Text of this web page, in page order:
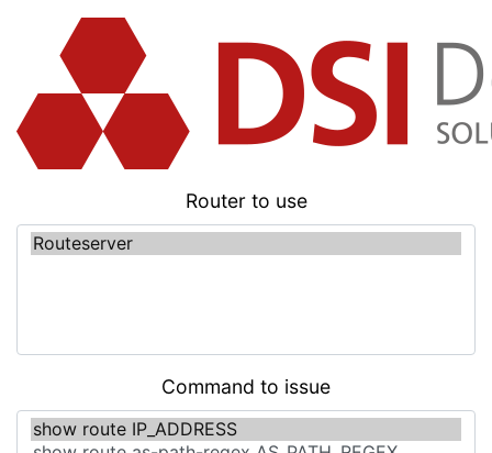
Router to use
Command to issue